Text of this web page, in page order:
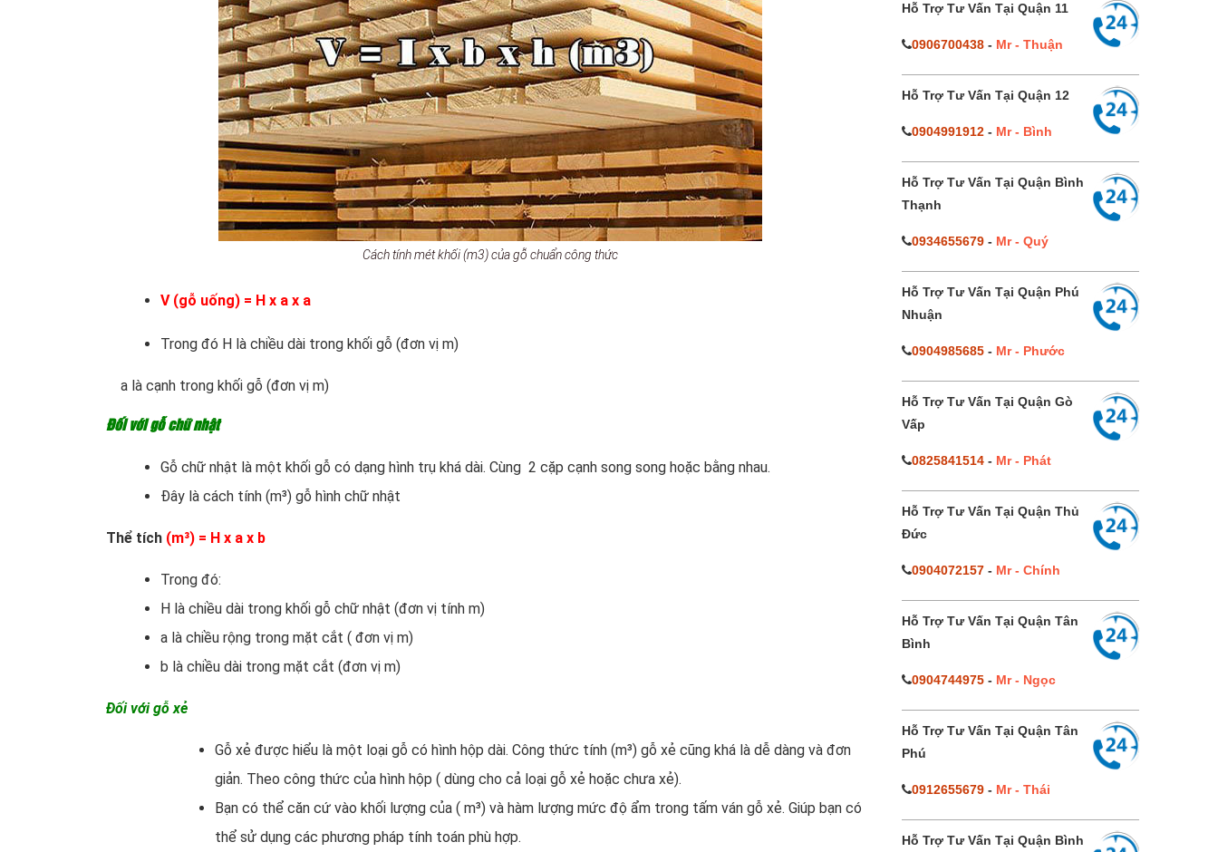
Cách tính mét khối (m3) của gỗ chuẩn công thức
V (gỗ uống) = H x a x a
Trong đó H là chiều dài trong khối gỗ (đơn vị m)
a là cạnh trong khối gỗ (đơn vị m)
Đối với gỗ chữ nhật
Gỗ chữ nhật là một khối gỗ có dạng hình trụ khá dài. Cùng 2 cặp cạnh song song hoặc bằng nhau.
Đây là cách tính (m³) gỗ hình chữ nhật
Thể tích (m³) = H x a x b
Trong đó:
H là chiều dài trong khối gỗ chữ nhật (đơn vị tính m)
a là chiều rộng trong mặt cắt ( đơn vị m)
b là chiều dài trong mặt cắt (đơn vị m)
Đối với gỗ xẻ
Gỗ xẻ được hiểu là một loại gỗ có hình hộp dài. Công thức tính (m³) gỗ xẻ cũng khá là dễ dàng và đơn
giản. Theo công thức của hình hộp ( dùng cho cả loại gỗ xẻ hoặc chưa xẻ).
Bạn có thể căn cứ vào khối lượng của ( m³) và hàm lượng mức độ ẩm trong tấm ván gỗ xẻ. Giúp bạn có
thể sử dụng các phương pháp tính toán phù hợp.
Hỗ Trợ Tư Vấn Tại Quận 11
0906700438- Mr - Thuận
Hỗ Trợ Tư Vấn Tại Quận 12
0904991912- Mr - Bình
Hỗ Trợ Tư Vấn Tại Quận Bình
Thạnh
0934655679- Mr - Quý
Hỗ Trợ Tư Vấn Tại Quận Phú
Nhuận
0904985685- Mr - Phước
Hỗ Trợ Tư Vấn Tại Quận Gò
Vấp
0825841514- Mr - Phát
Hỗ Trợ Tư Vấn Tại Quận Thủ
Đức
0904072157- Mr - Chính
Hỗ Trợ Tư Vấn Tại Quận Tân
Bình
0904744975- Mr - Ngọc
Hỗ Trợ Tư Vấn Tại Quận Tân
Phú
0912655679- Mr - Thái
Hỗ Trợ Tư Vấn Tại Quận Bình